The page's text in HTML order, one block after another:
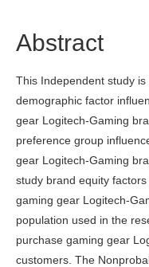
Abstract
This Independent study
demographic factor
gear Logitech-Gaming
preference group
gear Logitech-Gaming
study brand equity
gaming gear Logitech-
population used in the
purchase gaming gear
customers. The